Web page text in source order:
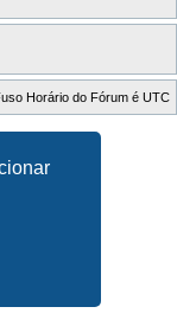
Horário do Fórum é UTC